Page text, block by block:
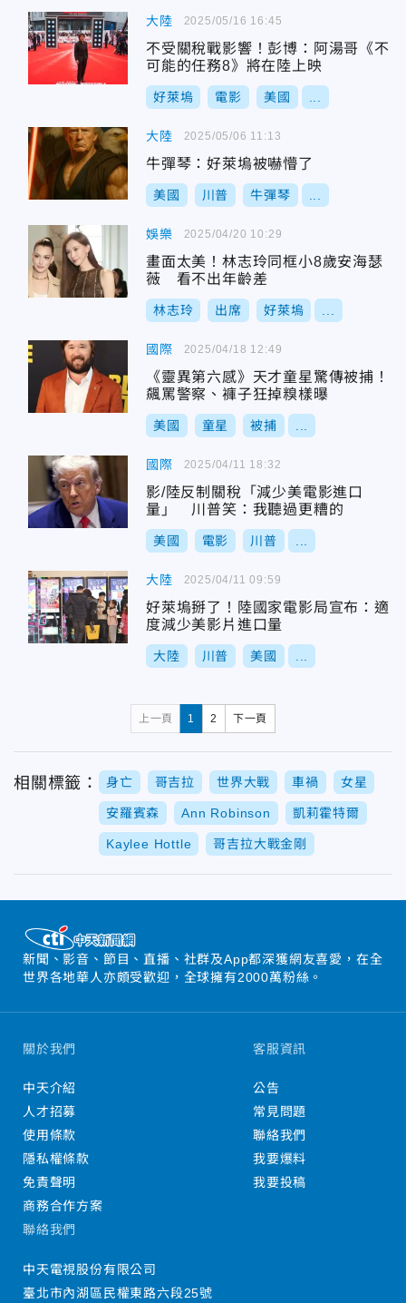
大陸
不受關稅戰影響！彭博：阿湯哥《不
可能的任務8》將在陸上映
好萊塢 電影 美國
2025/05/16 16:45
大陸
牛彈琴：好萊塢被嚇懵了
美國 川普 牛彈琴
2025/05/06 11:13
娛樂
畫面太美！林志玲同框小8歲安海瑟
薇 看不出年齡差
林志玲 出席 好萊塢
2025/04/20 10:29
國際
《靈異第六感》天才童星驚傳被捕！
飆罵警察、褲子狂掉糗樣曝
美國 童星 被捕
2025/04/18 12:49
國際
影/陸反制關稅「減少美電影進口
量」 川普笑：我聽過更糟的
美國 電影 川普
2025/04/11 18:32
大陸
好萊塢掰了！陸國家電影局宣布：適
度減少美影片進口量
大陸 川普 美國
2025/04/11 09:59
上一頁 1 2 下一頁
相關標籤： 身亡 哥吉拉 世界大戰 車禍 女星
安羅賓森 Ann Robinson 凱莉霍特爾
Kaylee Hottle 哥吉拉大戰金剛
新聞、影音、節目、直播、社群及App都深獲網友喜愛，在全
世界各地華人亦頗受歡迎，全球擁有2000萬粉絲。
關於我們
中天介紹
人才招募
使用條款
隱私權條款
免責聲明
商務合作方案
客服資訊
公告
常見問題
聯絡我們
我要爆料
我要投稿
聯絡我們
中天電視股份有限公司
臺北市內湖區民權東路六段25號